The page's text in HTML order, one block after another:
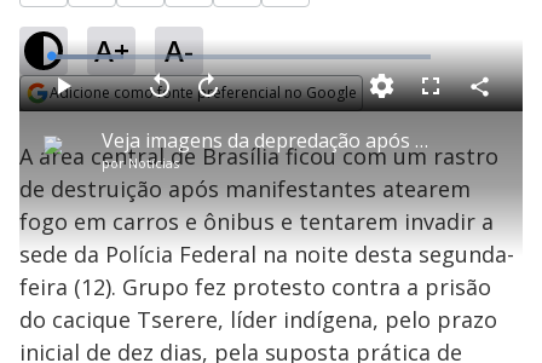
A+ A-
Adicione como fonte preferencial no Google
P
l
a
Veja imagens da depredação após noite de vandalismo em Brasília
por Notícias
P V
t
a
r
0
e
g
n
d
s
A
n
ç
a
r
1
s
e
u
n
d
o
s
L
o
a
d
e
9
0
7
F
e
n
C
o
a
r
a
A área central de Brasília ficou com um rastro
de destruição após manifestantes atearem
fogo em carros e ônibus e tentarem invadir a
sede da Polícia Federal na noite desta segunda-
feira (12). Grupo fez protesto contra a prisão
do cacique Tserere, líder indígena, pelo prazo
inicial de dez dias, pela suposta prática de